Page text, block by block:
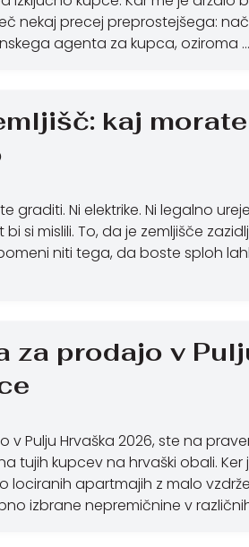
nekaj precej preprostejšega:
agenta za kupca, oziroma …
kaj
graditi. Ni elektrike. Ni legalno
si mislili. To, da je zemljišče
niti tega, da boste sploh
za prodajo v
Pulju Hrvaška 2026, ste na
tujih kupcev na hrvaški obali.
apartmajih z malo
izbrane nepremičnine v